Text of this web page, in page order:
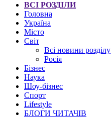
ВСІ РОЗДІЛИ
Головна
Україна
Місто
Світ
Всі новини розділу
Росія
Бізнес
Наука
Шоу-бізнес
Спорт
Lifestyle
БЛОГИ ЧИТАЧІВ